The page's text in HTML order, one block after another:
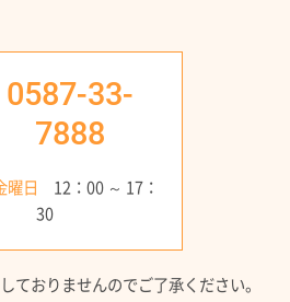
0587-33-
7888
曜日
12：00 ～ 17：
30
ておりませんのでご了承ください。